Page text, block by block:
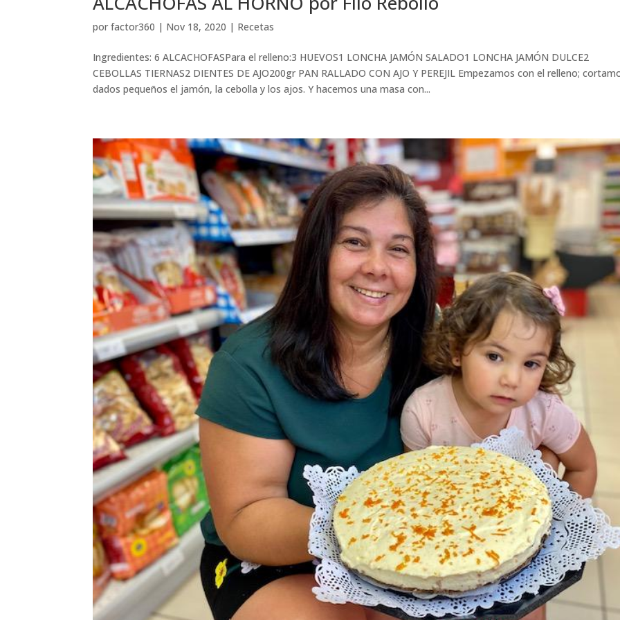
porfactor360 | Nov 18, 2020 | Recetas
Ingredientes: 6 ALCACHOFASPara el relleno:3 HUEVOS1 LONCHA JAMÓN SALADO1 LONCHA JAMÓN DULCE2
CEBOLLAS TIERNAS2 DIENTES DE AJO200gr PAN RALLADO CON AJO Y PEREJIL Empezamos con el relleno;
dados pequeños el jamón, la cebolla y los ajos. Y hacemos una masa con...